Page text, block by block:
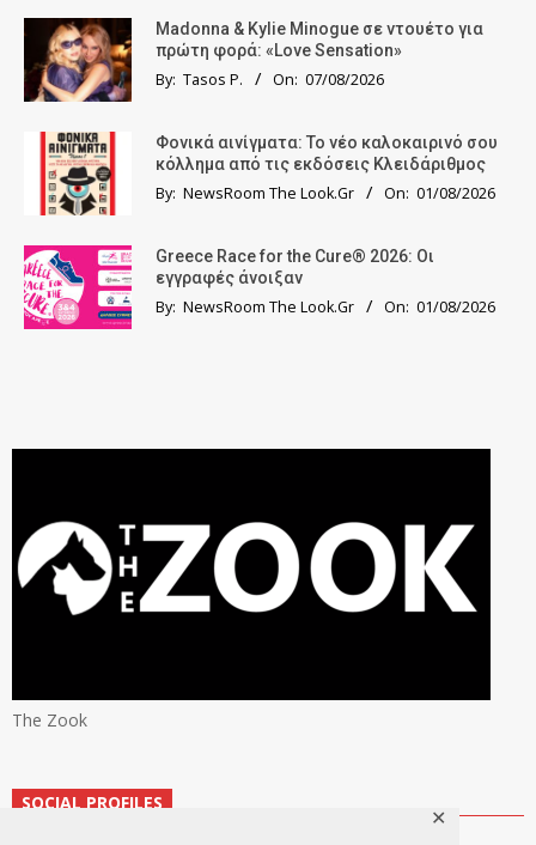
✕
Madonna & Kylie Minogue σε ντουέτο για
πρώτη φορά: «Love Sensation»
By: Tasos P. On: 07/08/2026
Φονικά αινίγματα: Το νέο καλοκαιρινό σου
κόλλημα από τις εκδόσεις Κλειδάριθμος
By: NewsRoom The Look.Gr On: 01/08/2026
Greece Race for the Cure® 2026: Οι
εγγραφές άνοιξαν
By: NewsRoom The Look.Gr On: 01/08/2026
The Zook
SOCIAL PROFILES